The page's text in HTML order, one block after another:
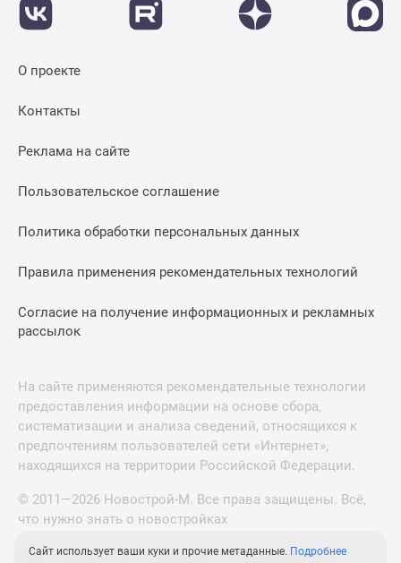
О проекте
Контакты
Реклама на сайте
Пользовательское соглашение
Политика обработки персональных данных
Правила применения рекомендательных технологий
Согласие на получение информационных и рекламных
рассылок
На сайте применяются рекомендательные технологии
предоставления информации на основе сбора,
систематизации и анализа сведений, относящихся к
предпочтениям пользователей сети «Интернет»,
находящихся на территории Российской Федерации.
© 2011—2026 Новострой-М. Все права защищены. Всё,
что нужно знать о новостройках
Новостройки Санкт-Петербурга и Ленинградской
Сайт использует ваши куки и прочие метаданные. Подробнее